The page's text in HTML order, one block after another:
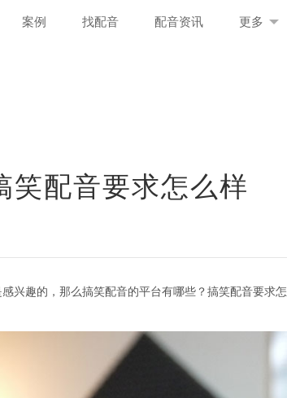
案例 找配音 配音资讯 更多
笑配音要求怎么样
兴趣的，那么搞笑配音的平台有哪些？搞笑配音要求怎